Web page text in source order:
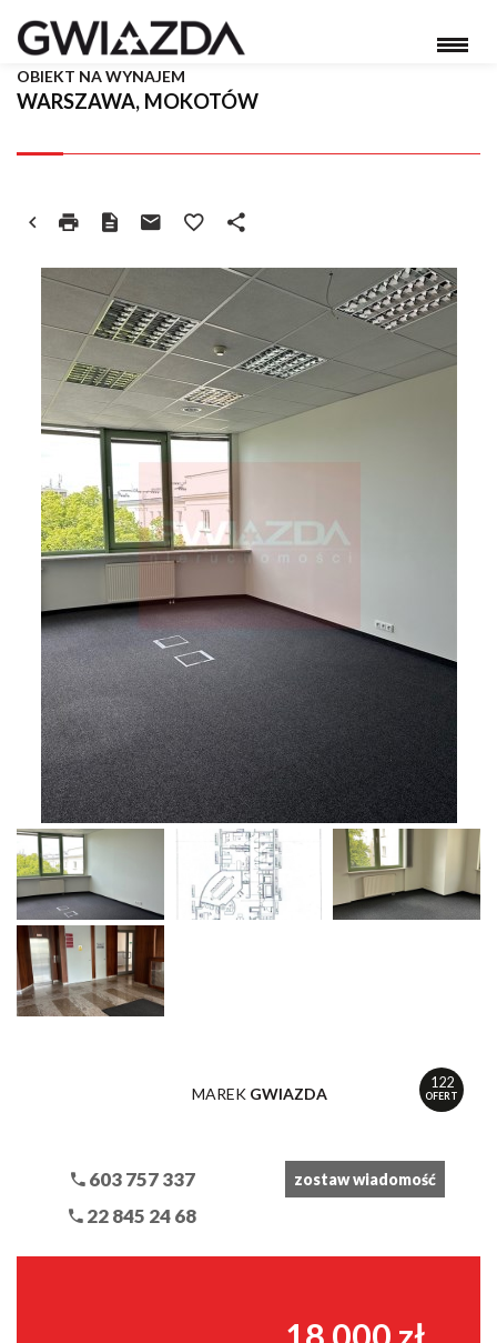
WARSZAWA, MOKOTÓW
OBIEKT NA WYNAJEM
122
OFERT
MAREK GWIAZDA
603 757 337
22 845 24 68
zostaw wiadomość